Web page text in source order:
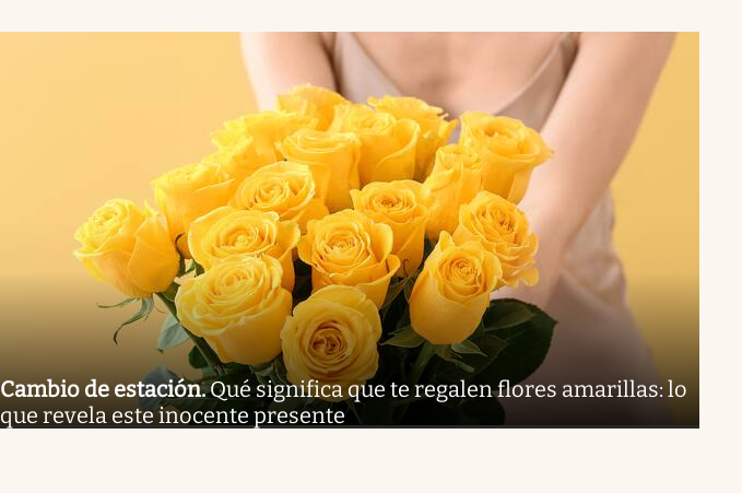
Cambio de estación.Qué significa que te regalen flores amarillas: lo
que revela este inocente presente